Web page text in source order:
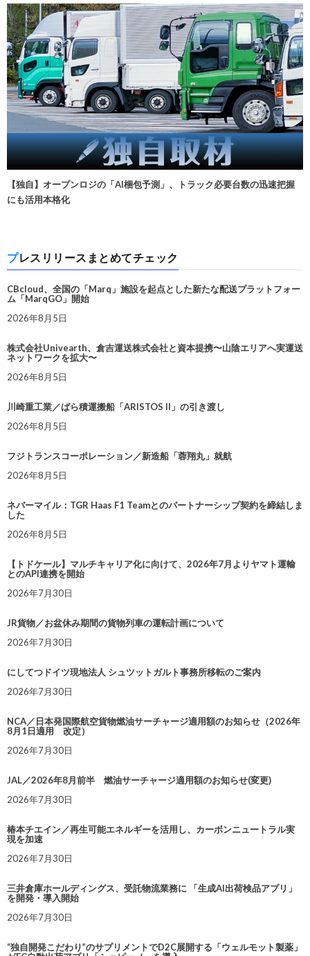
【独自】オープンロジの「AI梱包予測」、トラック必要台数の迅速把握
にも活用本格化
プレスリリースまとめてチェック
CBcloud、全国の「Marq」施設を起点とした新たな配送プラットフォー
ム「MarqGO」開始
2026年8月5日
株式会社Univearth、倉吉運送株式会社と資本提携〜山陰エリアへ実運送
ネットワークを拡大〜
2026年8月5日
川崎重工業／ばら積運搬船「ARISTOS II」の引き渡し
2026年8月5日
フジトランスコーポレーション／新造船「蓉翔丸」就航
2026年8月5日
ネバーマイル：TGR Haas F1 Teamとのパートナーシップ契約を締結しま
した
2026年8月5日
【トドケール】マルチキャリア化に向けて、2026年7月よりヤマト運輸
とのAPI連携を開始
2026年7月30日
JR貨物／お盆休み期間の貨物列車の運転計画について
2026年7月30日
にしてつドイツ現地法人 シュツットガルト事務所移転のご案内
2026年7月30日
NCA／日本発国際航空貨物燃油サーチャージ適用額のお知らせ（2026年
8月1日適用 改定）
2026年7月30日
JAL／2026年8月前半 燃油サーチャージ適用額のお知らせ(変更)
2026年7月30日
椿本チエイン／再生可能エネルギーを活用し、カーボンニュートラル実
現を加速
2026年7月30日
三井倉庫ホールディングス、受託物流業務に 「生成AI出荷検品アプリ」
を開発・導入開始
2026年7月30日
“独自開発こだわり”のサプリメントでD2C展開する「ウェルモット製薬」